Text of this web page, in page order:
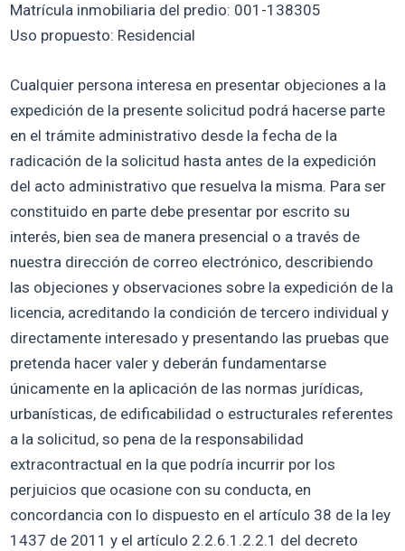
Matrícula inmobiliaria del predio: 001-138305
Uso propuesto: Residencial
Cualquier persona interesa en presentar objeciones a la
expedición de la presente solicitud podrá hacerse parte
en el trámite administrativo desde la fecha de la
radicación de la solicitud hasta antes de la expedición
del acto administrativo que resuelva la misma. Para ser
constituido en parte debe presentar por escrito su
interés, bien sea de manera presencial o a través de
nuestra dirección de correo electrónico, describiendo
las objeciones y observaciones sobre la expedición de la
licencia, acreditando la condición de tercero individual y
directamente interesado y presentando las pruebas que
pretenda hacer valer y deberán fundamentarse
únicamente en la aplicación de las normas jurídicas,
urbanísticas, de edificabilidad o estructurales referentes
a la solicitud, so pena de la responsabilidad
extracontractual en la que podría incurrir por los
perjuicios que ocasione con su conducta, en
concordancia con lo dispuesto en el artículo 38 de la ley
1437 de 2011 y el artículo 2.2.6.1.2.2.1 del decreto